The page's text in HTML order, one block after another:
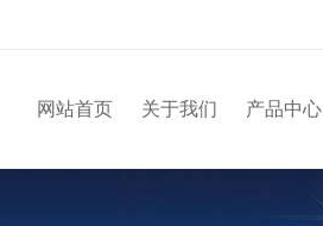
网站首页 关于我们 产品中心